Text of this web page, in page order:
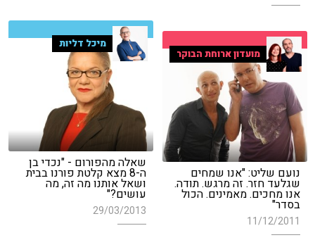
מיכל דליות
שאלה מהפורום - "נכדי בן
ה-8 מצא קלטת פורנו בבית
ושאל אותנו מה זה, מה
עושים?"
29/03/2013
מועדון ארוחת הבוקר
נועם שליט: "אנו שמחים
שגלעד חזר. זה מרגש. תודה.
אנו מחכים. מאמינים. הכול
בסדר"
11/12/2011